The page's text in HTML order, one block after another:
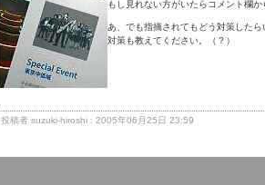
もし見れない方がいたらコメント欄
あ、でも指摘されてもどう対策した
対策も教えてください。（？）
投稿者 suzuki-hiroshi : 2005年06月25日 23:59